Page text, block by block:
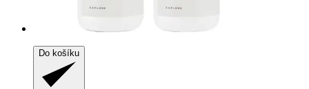
Do košíku